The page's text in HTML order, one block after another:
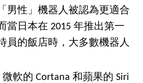
男性」機器人被認為更適合
當日本在 2015 年推出第一
員的飯店時，大多數機器人
軟的 Cortana 和蘋果的 Siri